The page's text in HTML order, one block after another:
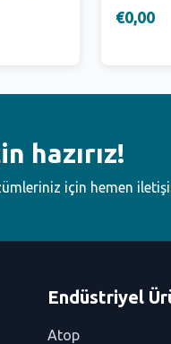
€0,00
hazırız!
için hemen
Endüstriyel
Atop